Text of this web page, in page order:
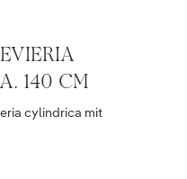
140 CM
cylindrica mit